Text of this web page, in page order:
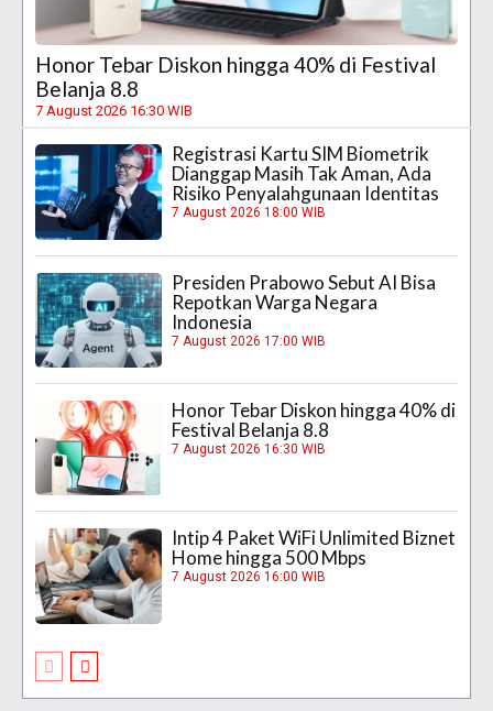
Honor Tebar Diskon hingga 40% di Festival
Belanja 8.8
7 August 2026 16:30 WIB
Registrasi Kartu SIM Biometrik
Dianggap Masih Tak Aman, Ada
Risiko Penyalahgunaan Identitas
7 August 2026 18:00 WIB
Presiden Prabowo Sebut AI Bisa
Repotkan Warga Negara
Indonesia
7 August 2026 17:00 WIB
Honor Tebar Diskon hingga 40% di
Festival Belanja 8.8
7 August 2026 16:30 WIB
Intip 4 Paket WiFi Unlimited Biznet
Home hingga 500 Mbps
7 August 2026 16:00 WIB